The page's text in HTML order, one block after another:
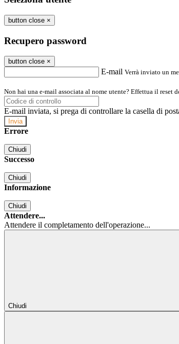
button close ×
Recupero password
button close ×
E-mail Verrà inviato un
Non hai una e-mail associata al nome utente? Effettua il reset
E-mail inviata, si prega di controllare la casella di
Errore
Chiudi
Successo
Chiudi
Informazione
Chiudi
Attendere...
Attendere il completamento dell'operazione...
Chiudi